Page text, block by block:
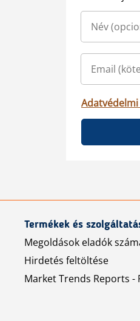
Termékek és
Megoldások eladók
Hirdetés feltöltése
Market Trends Reports -